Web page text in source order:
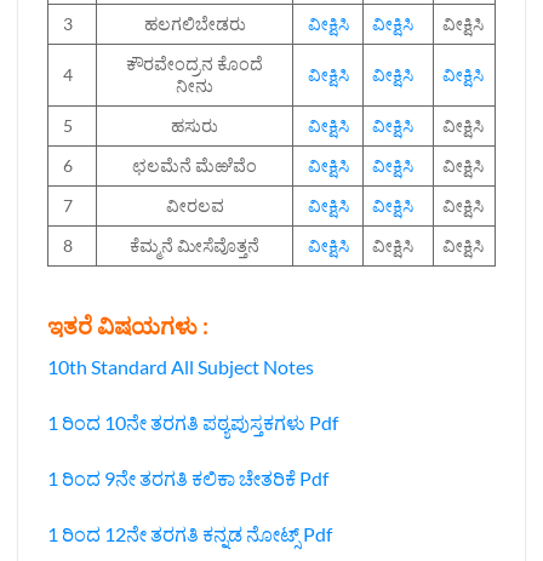
3
ಹಲಗಲಿಬೇಡರು ವೀಕ್ಷಿಸಿ ವೀಕ್ಷಿಸಿ ವೀಕ್ಷಿಸಿ
4
ಕೌರವೇಂದ್ರನ ಕೊಂದೆ
ನೀನು
ವೀಕ್ಷಿಸಿ ವೀಕ್ಷಿಸಿ ವೀಕ್ಷಿಸಿ
5 ಹಸುರು ವೀಕ್ಷಿಸಿ ವೀಕ್ಷಿಸಿ
ವೀಕ್ಷಿಸಿ
6
ಛಲಮೆನೆ ಮೆಱೆವೆಂ ವೀಕ್ಷಿಸಿ ವೀಕ್ಷಿಸಿ
ವೀಕ್ಷಿಸಿ
7
ವೀರಲವ ವೀಕ್ಷಿಸಿ ವೀಕ್ಷಿಸಿ
ವೀಕ್ಷಿಸಿ
8
ಕೆಮ್ಮನೆ ಮೀಸೆವೊತ್ತನೆ ವೀಕ್ಷಿಸಿ ವೀಕ್ಷಿಸಿ ವೀಕ್ಷಿಸಿ
ಇತರೆ ವಿಷಯಗಳು :
10th Standard All Subject Notes
1 ರಿಂದ 10ನೇ ತರಗತಿ ಪಠ್ಯಪುಸ್ತಕಗಳು Pdf
1 ರಿಂದ 9ನೇ ತರಗತಿ ಕಲಿಕಾ ಚೇತರಿಕೆ Pdf
1 ರಿಂದ 12ನೇ ತರಗತಿ ಕನ್ನಡ ನೋಟ್ಸ್‌ Pdf